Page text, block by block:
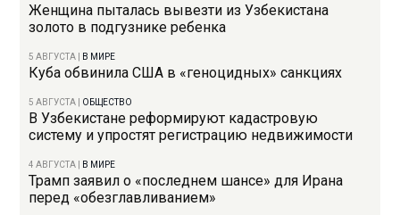
Женщина пыталась вывезти из Узбекистана
золото в подгузнике ребенка
5 АВГУСТА В МИРЕ
Куба обвинила США в «геноцидных» санкциях
5 АВГУСТА ОБЩЕСТВО
В Узбекистане реформируют кадастровую
систему и упростят регистрацию недвижимости
4 АВГУСТА В МИРЕ
Трамп заявил о «последнем шансе» для Ирана
перед «обезглавливанием»